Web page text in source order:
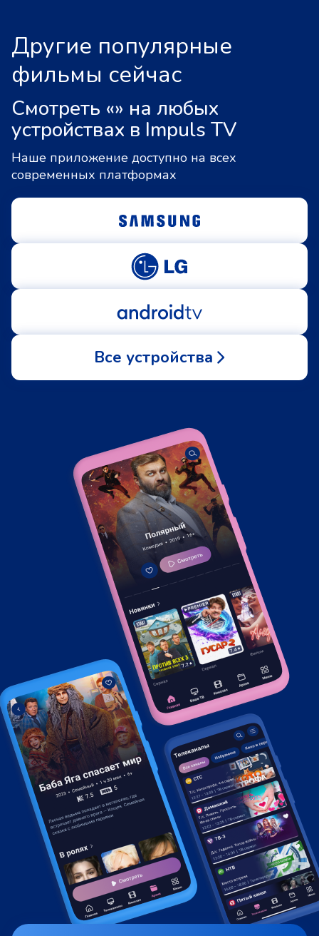
Другие популярные
фильмы сейчас
Смотреть «» на любых
устройствах в Impuls TV
Наше приложение доступно на всех
современных платформах
Все устройства